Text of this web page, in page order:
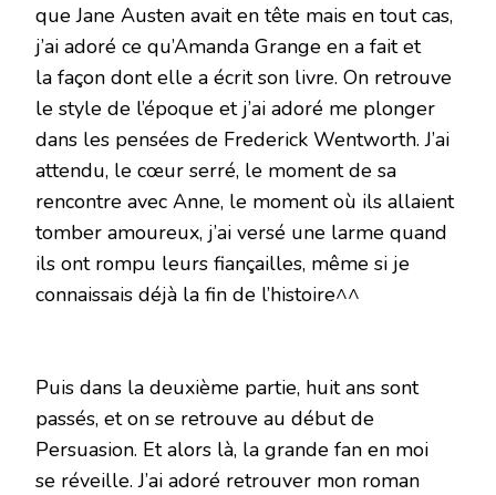
que Jane Austen avait en tête mais en tout cas,
j’ai adoré ce qu’Amanda Grange en a fait et
la façon dont elle a écrit son livre. On retrouve
le style de l’époque et j’ai adoré me plonger
dans les pensées de Frederick Wentworth. J’ai
attendu, le cœur serré, le moment de sa
rencontre avec Anne, le moment où ils allaient
tomber amoureux, j’ai versé une larme quand
ils ont rompu leurs fiançailles, même si je
connaissais déjà la fin de l’histoire^^
Puis dans la deuxième partie, huit ans sont
passés, et on se retrouve au début de
Persuasion. Et alors là, la grande fan en moi
se réveille. J’ai adoré retrouver mon roman